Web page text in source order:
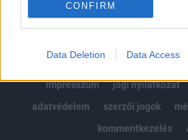
CONFIRM
Data Deletion Data Access
impresszum
jogi nyilatkozat
adatvédelem
szerzői jogok
kommentkezelés